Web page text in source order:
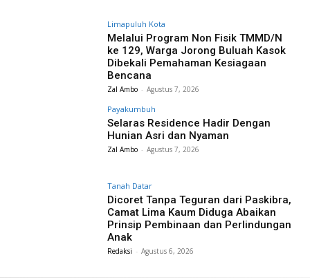
Limapuluh Kota
Melalui Program Non Fisik TMMD/N
ke 129, Warga Jorong Buluah Kasok
Dibekali Pemahaman Kesiagaan
Bencana
Zal Ambo - Agustus 7, 2026
Payakumbuh
Selaras Residence Hadir Dengan
Hunian Asri dan Nyaman
Zal Ambo - Agustus 7, 2026
Tanah Datar
Dicoret Tanpa Teguran dari Paskibra,
Camat Lima Kaum Diduga Abaikan
Prinsip Pembinaan dan Perlindungan
Anak
Redaksi - Agustus 6, 2026